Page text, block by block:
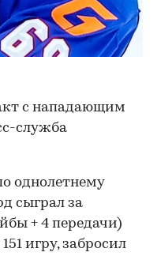
с нападающим
служба
однолетнему
сыграл за
+ 4 передачи)
игру, забросил